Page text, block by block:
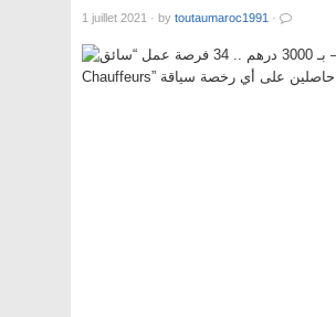
1 juillet 2021 · by toutaumaroc1991 ·